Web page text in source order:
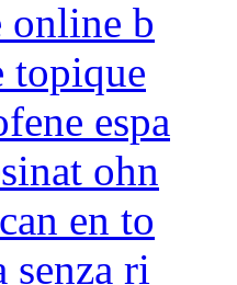
online b
topique
espa
ohn
en to
ri